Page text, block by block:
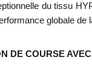
du tissu
globale de
DE COURSE